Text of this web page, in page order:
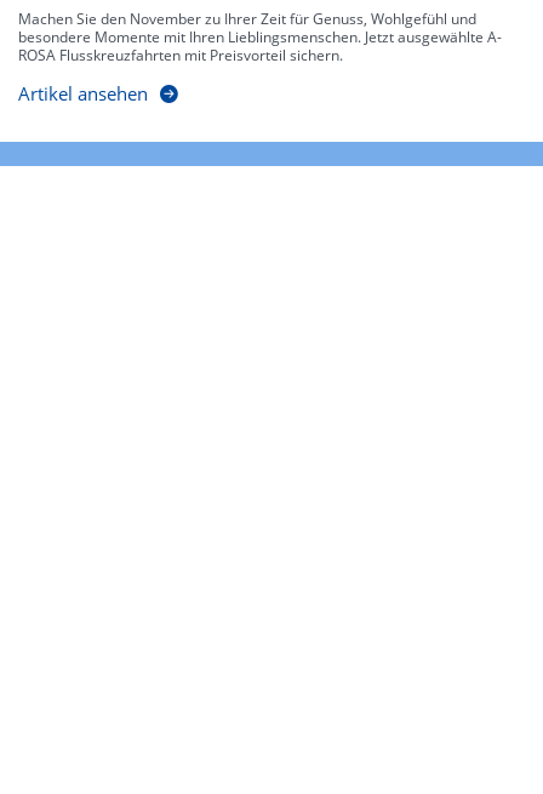
Machen Sie den November zu Ihrer Zeit für Genuss, Wohlgefühl und
besondere Momente mit Ihren Lieblingsmenschen. Jetzt ausgewählte A-
ROSA Flusskreuzfahrten mit Preisvorteil sichern.
Artikel ansehen